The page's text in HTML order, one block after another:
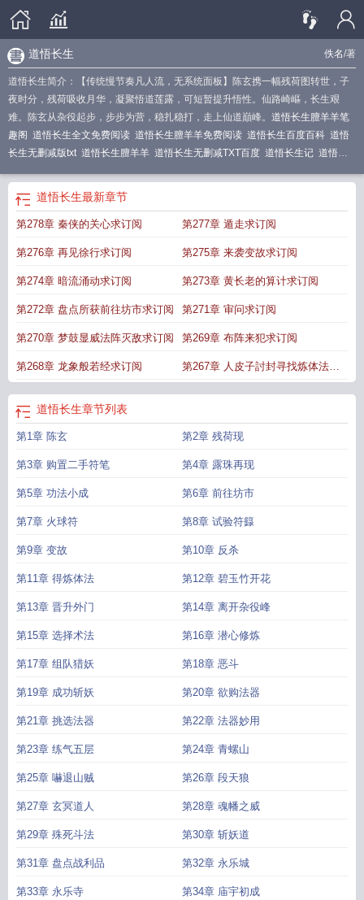
佚名/著
道悟长生
道悟长生简介：【传统慢节奏凡人流，无系统面板】陈玄携一幅残荷图转世，子
夜时分，残荷吸收月华，凝聚悟道莲露，可短暂提升悟性。仙路崎嶇，长生艰
难。陈玄从杂役起步，步步为营，稳扎稳打，走上仙道巔峰。 道悟长生膻羊羊笔
趣阁 道悟长生全文免费阅读 道悟长生膻羊羊免费阅读 道悟长生百度百科 道悟
长生无删减版txt 道悟长生膻羊羊 道悟长生无删减TXT百度 道悟长生记 道悟长
记笔趣阁最新章节
道悟长生无防盗
TXT百度
无删减TXT
道悟长生最新章节
第278章 秦侠的关心求订阅 第277章 遁走求订阅
第276章 再见徐行求订阅 第275章 来袭变故求订阅
第274章 暗流涌动求订阅 第273章 黄长老的算计求订阅
第272章 盘点所获前往坊市求订阅 第271章 审问求订阅
第270章 梦鼓显威法阵灭敌求订阅 第269章 布阵来犯求订阅
第268章 龙象般若经求订阅 第267章 人皮子討封寻找炼体法求
订阅
道悟长生章节列表
第1章 陈玄 第2章 残荷现
第3章 购置二手符笔 第4章 露珠再现
第5章 功法小成 第6章 前往坊市
第7章 火球符 第8章 试验符籙
第9章 变故 第10章 反杀
第11章 得炼体法 第12章 碧玉竹开花
第13章 晋升外门 第14章 离开杂役峰
第15章 选择术法 第16章 潜心修炼
第17章 组队猎妖 第18章 恶斗
第19章 成功斩妖 第20章 欲购法器
第21章 挑选法器 第22章 法器妙用
第23章 练气五层 第24章 青螺山
第25章 嚇退山贼 第26章 段天狼
第27章 玄冥道人 第28章 魂幡之威
第29章 殊死斗法 第30章 斩妖道
第31章 盘点战利品 第32章 永乐城
第33章 永乐寺 第34章 庙宇初成